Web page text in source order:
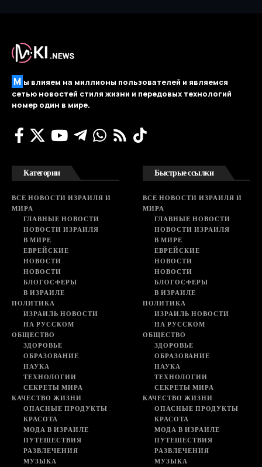
М ы влияем на миллионы пользователей и являемся
сетью новостей стиля жизни и передовых технологий
номер один в мире.
Категории
ВСЕ НОВОСТИ ИЗРАИЛЯ И
МИРА
ГЛАВНЫЕ НОВОСТИ
НОВОСТИ ИЗРАИЛЯ
В МИРЕ
ЕВРЕЙСКИЕ
НОВОСТИ
НОВОСТИ
БЛОГОСФЕРЫ
В ИЗРАИЛЕ
ПОЛИТИКА
ИЗРАИЛЬ НОВОСТИ
НА РУССКОМ
ОБЩЕСТВО
ЗДОРОВЬЕ
ОБРАЗОВАНИЕ
НАУКА
ТЕХНОЛОГИИ
СЕКРЕТЫ МИРА
КАЧЕСТВО ЖИЗНИ
ОПАСНЫЕ ПРОДУКТЫ
КРАСОТА
МОДА В ИЗРАИЛЕ
ПУТЕШЕСТВИЯ
РАЗВЛЕЧЕНИЯ
МУЗЫКА
Быстрые ссылки
ВСЕ НОВОСТИ ИЗРАИЛЯ И
МИРА
ГЛАВНЫЕ НОВОСТИ
НОВОСТИ ИЗРАИЛЯ
В МИРЕ
ЕВРЕЙСКИЕ
НОВОСТИ
НОВОСТИ
БЛОГОСФЕРЫ
В ИЗРАИЛЕ
ПОЛИТИКА
ИЗРАИЛЬ НОВОСТИ
НА РУССКОМ
ОБЩЕСТВО
ЗДОРОВЬЕ
ОБРАЗОВАНИЕ
НАУКА
ТЕХНОЛОГИИ
СЕКРЕТЫ МИРА
КАЧЕСТВО ЖИЗНИ
ОПАСНЫЕ ПРОДУКТЫ
КРАСОТА
МОДА В ИЗРАИЛЕ
ПУТЕШЕСТВИЯ
РАЗВЛЕЧЕНИЯ
МУЗЫКА